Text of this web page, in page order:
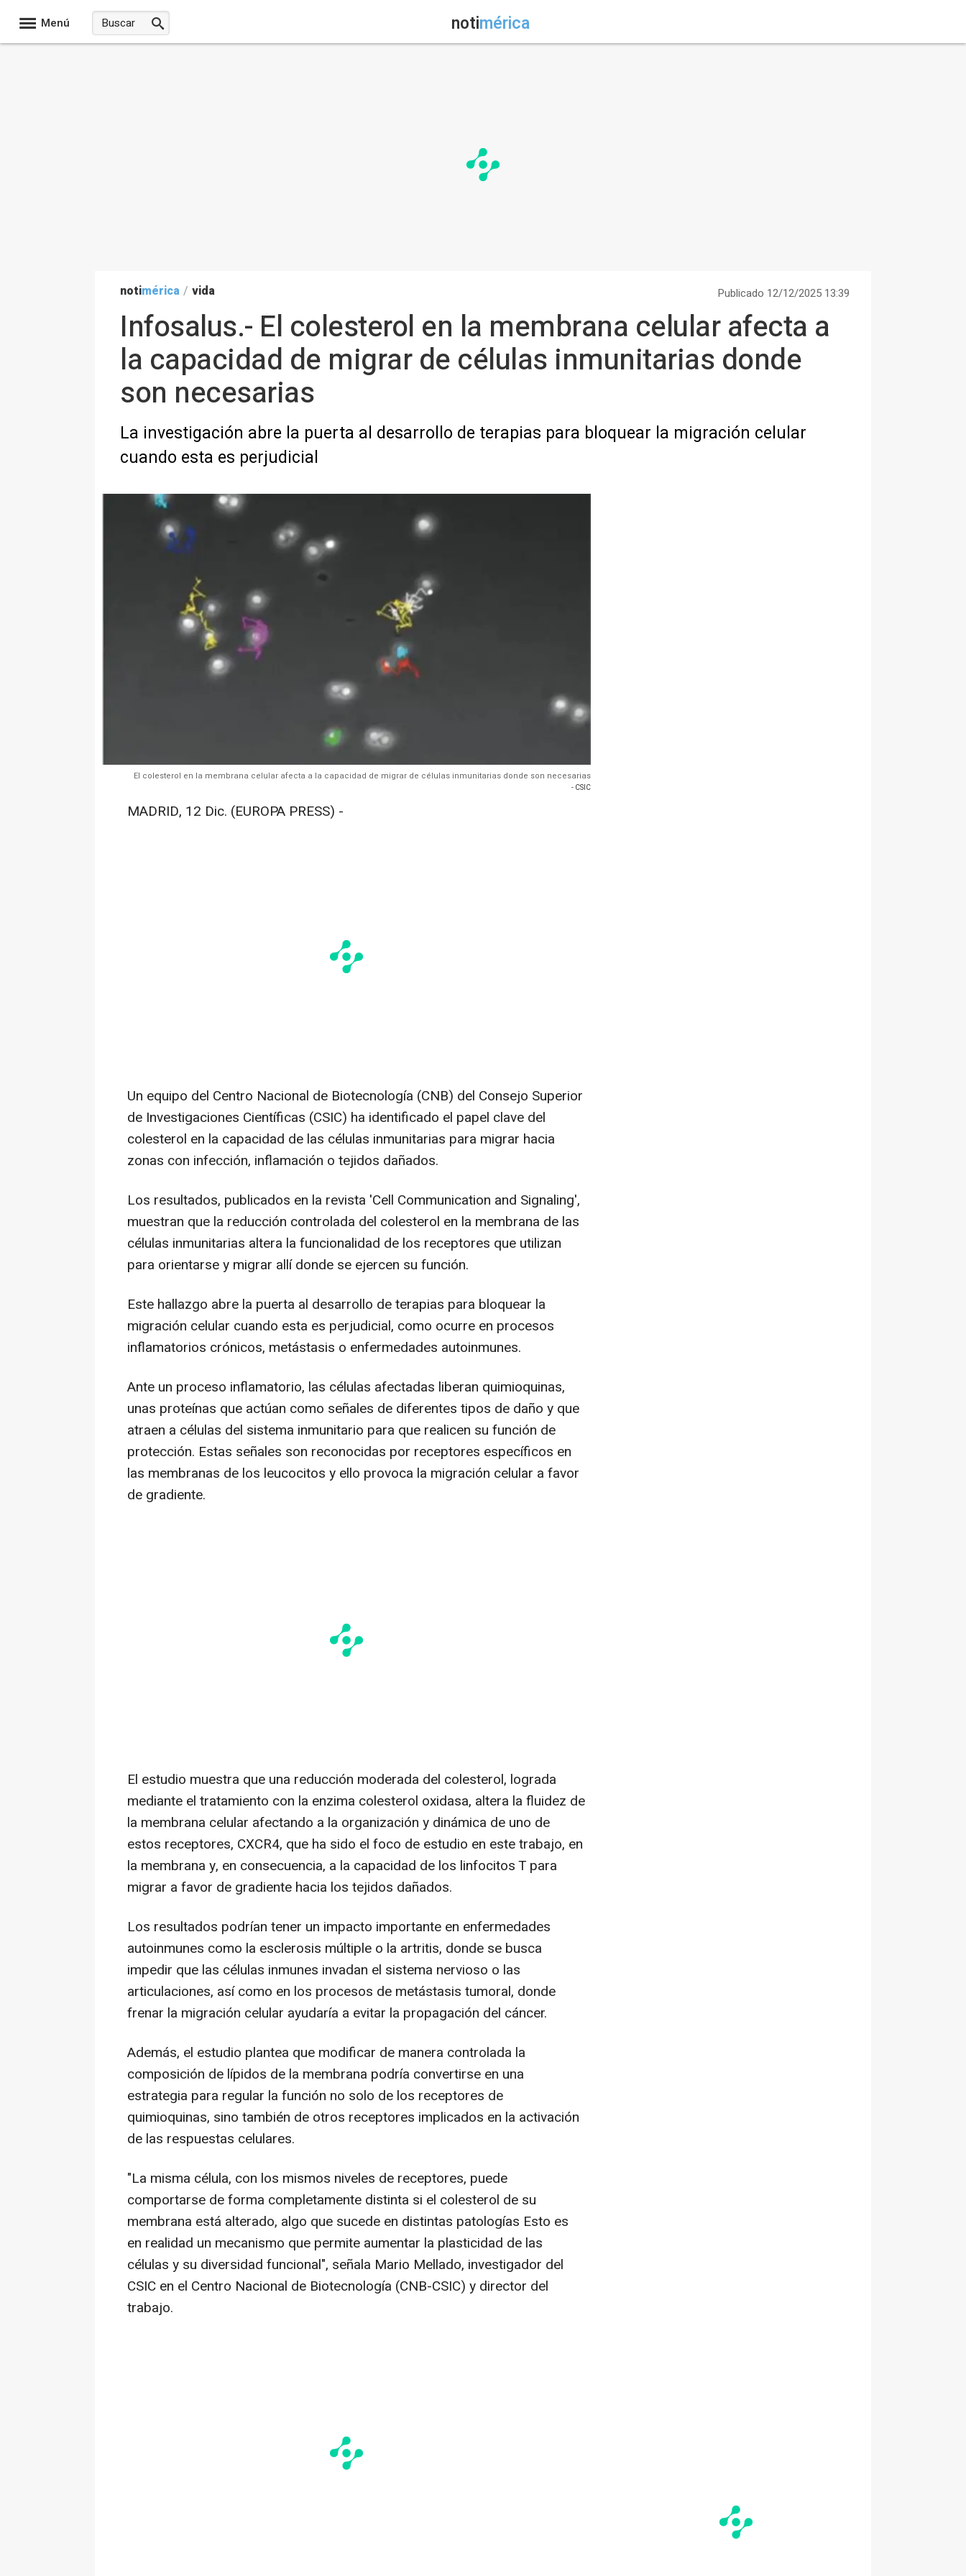
Menú notimérica
notimérica / vida Publicado 12/12/2025 13:39
Infosalus.- El colesterol en la membrana celular afecta a
la capacidad de migrar de células inmunitarias donde
son necesarias
La investigación abre la puerta al desarrollo de terapias para bloquear la migración celular
cuando esta es perjudicial
El colesterol en la membrana celular afecta a la capacidad de migrar de células inmunitarias donde son necesarias
- CSIC
MADRID, 12 Dic. (EUROPA PRESS) -
Un equipo del Centro Nacional de Biotecnología (CNB) del Consejo Superior
de Investigaciones Científicas (CSIC) ha identificado el papel clave del
colesterol en la capacidad de las células inmunitarias para migrar hacia
zonas con infección, inflamación o tejidos dañados.
Los resultados, publicados en la revista 'Cell Communication and Signaling',
muestran que la reducción controlada del colesterol en la membrana de las
células inmunitarias altera la funcionalidad de los receptores que utilizan
para orientarse y migrar allí donde se ejercen su función.
Este hallazgo abre la puerta al desarrollo de terapias para bloquear la
migración celular cuando esta es perjudicial, como ocurre en procesos
inflamatorios crónicos, metástasis o enfermedades autoinmunes.
Ante un proceso inflamatorio, las células afectadas liberan quimioquinas,
unas proteínas que actúan como señales de diferentes tipos de daño y que
atraen a células del sistema inmunitario para que realicen su función de
protección. Estas señales son reconocidas por receptores específicos en
las membranas de los leucocitos y ello provoca la migración celular a favor
de gradiente.
El estudio muestra que una reducción moderada del colesterol, lograda
mediante el tratamiento con la enzima colesterol oxidasa, altera la fluidez de
la membrana celular afectando a la organización y dinámica de uno de
estos receptores, CXCR4, que ha sido el foco de estudio en este trabajo, en
la membrana y, en consecuencia, a la capacidad de los linfocitos T para
migrar a favor de gradiente hacia los tejidos dañados.
Los resultados podrían tener un impacto importante en enfermedades
autoinmunes como la esclerosis múltiple o la artritis, donde se busca
impedir que las células inmunes invadan el sistema nervioso o las
articulaciones, así como en los procesos de metástasis tumoral, donde
frenar la migración celular ayudaría a evitar la propagación del cáncer.
Además, el estudio plantea que modificar de manera controlada la
composición de lípidos de la membrana podría convertirse en una
estrategia para regular la función no solo de los receptores de
quimioquinas, sino también de otros receptores implicados en la activación
de las respuestas celulares.
"La misma célula, con los mismos niveles de receptores, puede
comportarse de forma completamente distinta si el colesterol de su
membrana está alterado, algo que sucede en distintas patologías Esto es
en realidad un mecanismo que permite aumentar la plasticidad de las
células y su diversidad funcional", señala Mario Mellado, investigador del
CSIC en el Centro Nacional de Biotecnología (CNB-CSIC) y director del
trabajo.